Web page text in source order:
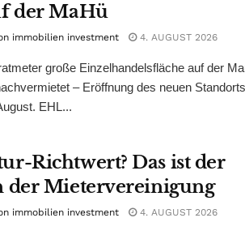
der MaHü
immobilien investment 4. AUGUST 2026
große Einzelhandelsfläche auf der
– Eröffnung des neuen Standorts
EHL...
Richtwert? Das ist der
der Mietervereinigung
immobilien investment 4. AUGUST 2026